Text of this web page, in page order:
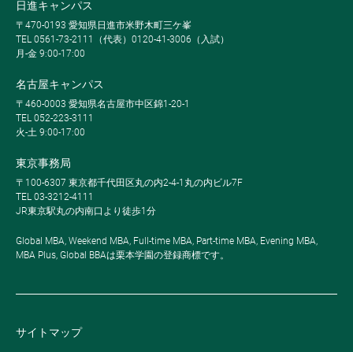
日進キャンパス
〒470-0193 愛知県日進市米野木町三ケ峯
TEL 0561-73-2111（代表）0120-41-3006（入試）
月-金 9:00-17:00
名古屋キャンパス
〒460-0003 愛知県名古屋市中区錦1-20-1
TEL 052-223-3111
火-土 9:00-17:00
東京事務局
〒100-6307 東京都千代田区丸の内2-4-1丸の内ビル7F
TEL 03-3212-4111
JR東京駅丸の内南口より徒歩1分
Global MBA, Weekend MBA, Full-time MBA, Part-time MBA, Evening MBA,
MBA Plus, Global BBAは栗本学園の登録商標です。
サイトマップ